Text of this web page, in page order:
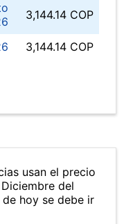
3,144.14 COP
3,144.14 COP
usan el precio
del
hoy se debe ir